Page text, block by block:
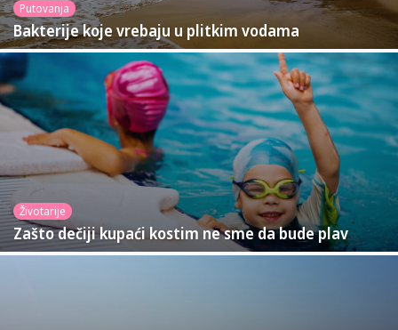
Putovanja
Bakterije koje vrebaju u plitkim vodama
Životarije
Zašto dečiji kupaći kostim ne sme da bude plav